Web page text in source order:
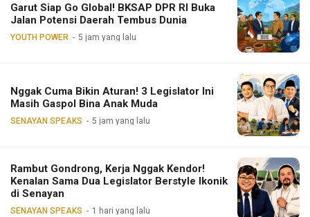
Garut Siap Go Global! BKSAP DPR RI Buka
Jalan Potensi Daerah Tembus Dunia
YOUTH POWER 5 jam yang lalu
Nggak Cuma Bikin Aturan! 3 Legislator Ini
Masih Gaspol Bina Anak Muda
SENAYAN SPEAKS 5 jam yang lalu
Rambut Gondrong, Kerja Nggak Kendor!
Kenalan Sama Dua Legislator Berstyle Ikonik
di Senayan
SENAYAN SPEAKS 1 hari yang lalu